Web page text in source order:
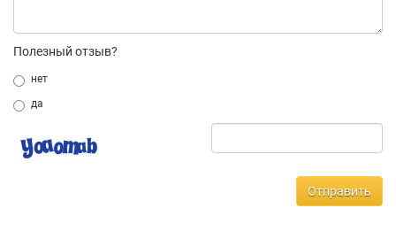
Полезный отзыв?
нет
да
Отправить